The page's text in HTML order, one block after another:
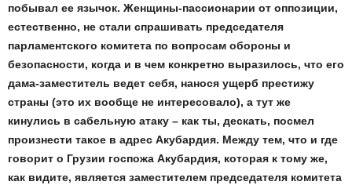
побывал ее язычок. Женщины-пассионарии от оппозиции,
естественно, не стали спрашивать председателя
парламентского комитета по вопросам обороны и
безопасности, когда и в чем конкретно выразилось, что его
дама-заместитель ведет себя, нанося ущерб престижу
страны (это их вообще не интересовало), а тут же
кинулись в сабельную атаку – как ты, дескать, посмел
произнести такое в адрес Акубардия. Между тем, что и где
говорит о Грузии госпожа Акубардия, которая к тому же,
как видите, является заместителем председателя комитета